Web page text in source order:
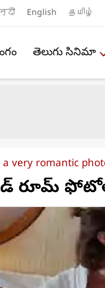
English தமிழ்
తెలుగు సినిమా
a very romantic
రూమ్